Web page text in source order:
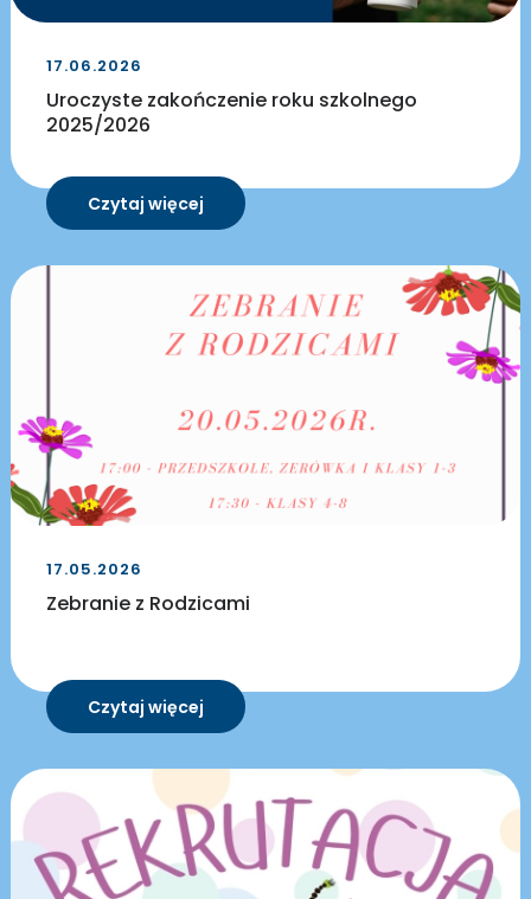
17.06.2026
Uroczyste zakończenie roku szkolnego
2025/2026
Czytaj więcej
17.05.2026
Zebranie z Rodzicami
Czytaj więcej